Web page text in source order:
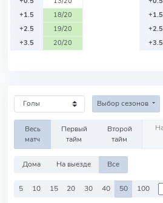
+1.5
18/20
+2.5
19/20
+3.5
20/20
+1.5
+2.5
+3.5
Выбор сезонов
Весь
матч
Первый
тайм
Второй
тайм
Дома На выезде Все
5 10 15 20 30 40 50 100